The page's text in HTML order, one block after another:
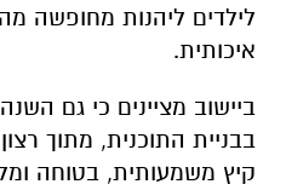
לילדים ליהנות מחופשה
איכותית.
ביישוב מציינים כי גם
בבניית התוכנית, מתוך
קיץ משמעותית, בטוחה